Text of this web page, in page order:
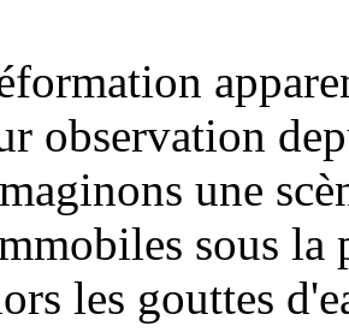
observation
une
sous
les gouttes